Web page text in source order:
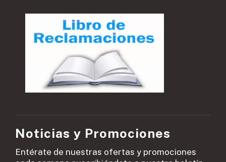
Noticias y Promociones
Entérate de nuestras ofertas y promociones